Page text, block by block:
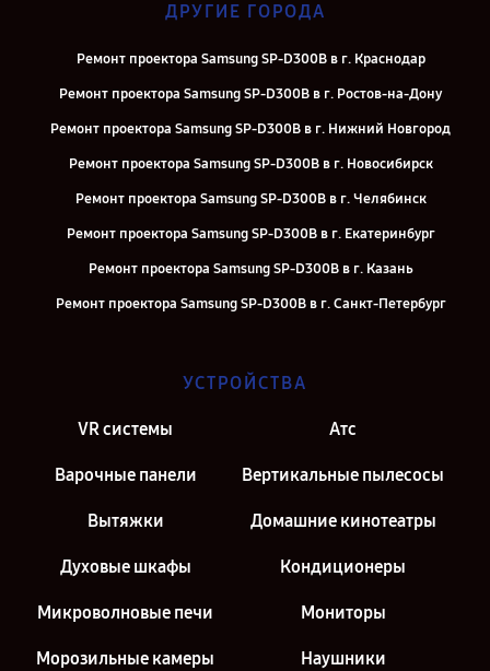
ДРУГИЕ ГОРОДА
Ремонт проектора Samsung SP-D300B в г. Краснодар
Ремонт проектора Samsung SP-D300B в г. Ростов-на-Дону
Ремонт проектора Samsung SP-D300B в г. Нижний Новгород
Ремонт проектора Samsung SP-D300B в г. Новосибирск
Ремонт проектора Samsung SP-D300B в г. Челябинск
Ремонт проектора Samsung SP-D300B в г. Екатеринбург
Ремонт проектора Samsung SP-D300B в г. Казань
Ремонт проектора Samsung SP-D300B в г. Санкт-Петербург
УСТРОЙСТВА
VR системы Атс
Варочные панели Вертикальные пылесосы
Вытяжки Домашние кинотеатры
Духовые шкафы Кондиционеры
Микроволновые печи Мониторы
Морозильные камеры Наушники